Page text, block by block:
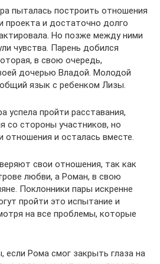
пыталась построить отношения
проекта и достаточно долго
Но позже между ними
чувства. Парень добился
в свою очередь,
дочерью Владой. Молодой
язык с ребенком Лизы.
успела пройти расставания,
со стороны участников, но
отношения и осталась вместе.
свои отношения, так как
любви, а Роман, в свою
Поклонники пары искренне
пройти это испытание и
на все проблемы, которые
если Рома смог закрыть глаза на